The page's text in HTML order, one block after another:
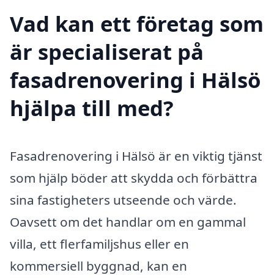
Vad kan ett företag som
är specialiserat på
fasadrenovering i Hälsö
hjälpa till med?
Fasadrenovering i Hälsö är en viktig tjänst
som hjälp böder att skydda och förbättra
sina fastigheters utseende och värde.
Oavsett om det handlar om en gammal
villa, ett flerfamiljshus eller en
kommersiell byggnad, kan en